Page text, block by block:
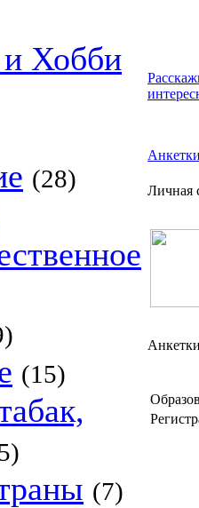
и Хобби
(28)
(15)
(7)
Личная